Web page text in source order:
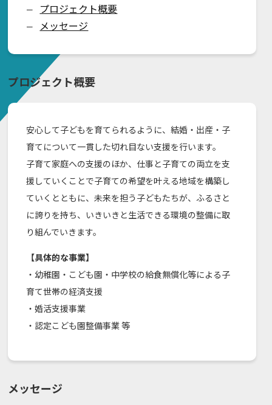
ー プロジェクト概要
ー メッセージ
プロジェクト概要
安心して子どもを育てられるように、結婚・出産・子
育てについて一貫した切れ目ない支援を行います。
子育て家庭への支援のほか、仕事と子育ての両立を支
援していくことで子育ての希望を叶える地域を構築し
ていくとともに、未来を担う子どもたちが、ふるさと
に誇りを持ち、いきいきと生活できる環境の整備に取
り組んでいきます。
【具体的な事業】
・幼稚園・こども園・中学校の給食無償化等による子
育て世帯の経済支援
・婚活支援事業
・認定こども園整備事業 等
メッセージ